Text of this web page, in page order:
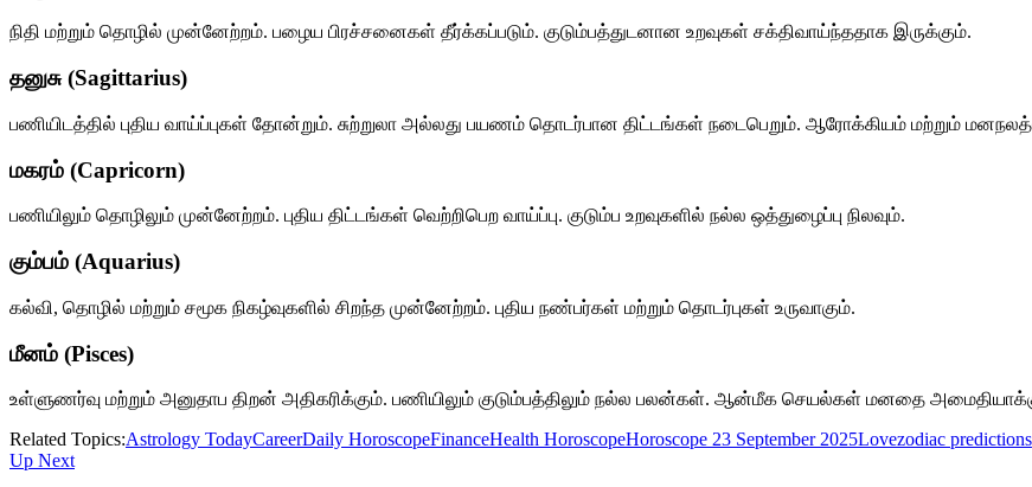
நிதி மற்றும் தொழில் முன்னேற்றம். பழைய பிரச்சனைகள் தீர்க்கப்படும். குடும்பத்துடனான உறவுகள் சக்திவாய்ந்ததாக இருக்கும்.
தனுசு (Sagittarius)
பணியிடத்தில் புதிய வாய்ப்புகள் தோன்றும். சுற்றுலா அல்லது பயணம் தொடர்பான திட்டங்கள் நடைபெறும். ஆரோக்கியம் மற்றும்
மகரம் (Capricorn)
பணியிலும் தொழிலும் முன்னேற்றம். புதிய திட்டங்கள் வெற்றிபெற வாய்ப்பு. குடும்ப உறவுகளில் நல்ல ஒத்துழைப்பு நிலவும்.
கும்பம் (Aquarius)
கல்வி, தொழில் மற்றும் சமூக நிகழ்வுகளில் சிறந்த முன்னேற்றம். புதிய நண்பர்கள் மற்றும் தொடர்புகள் உருவாகும்.
மீனம் (Pisces)
உள்ளுணர்வு மற்றும் அனுதாப திறன் அதிகரிக்கும். பணியிலும் குடும்பத்திலும் நல்ல பலன்கள். ஆன்மீக செயல்கள் மனதை
Related Topics:Astrology TodayCareerDaily HoroscopeFinanceHealth HoroscopeHoroscope 23 September 2025Lovezodiac predictions
Up Next